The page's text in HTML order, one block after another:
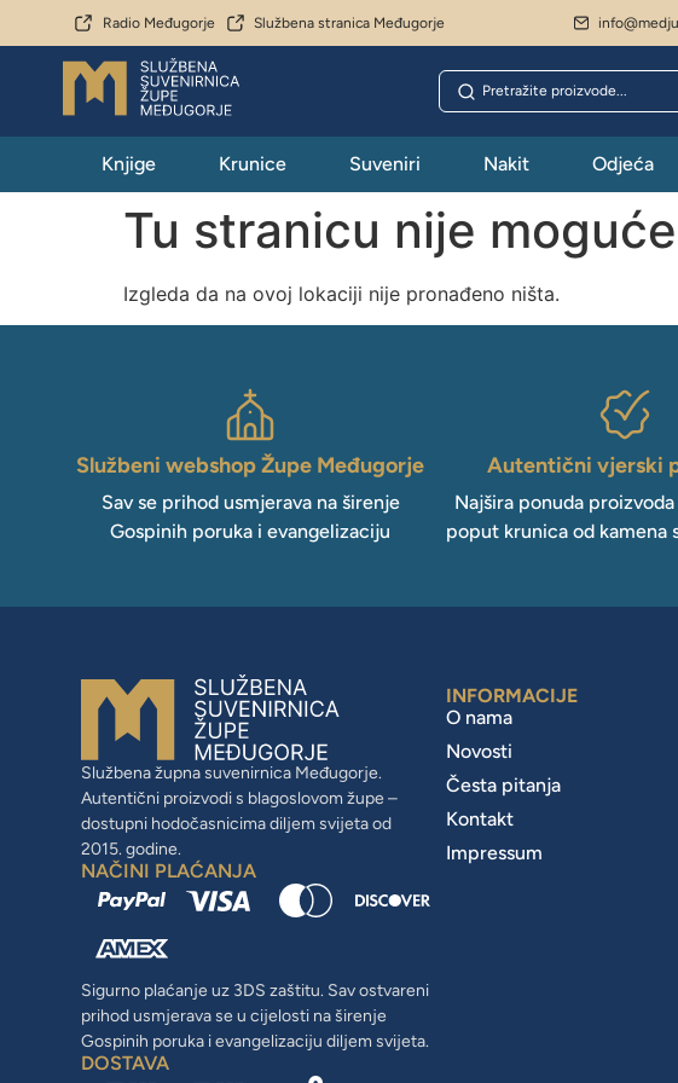
Radio Međugorje Službena stranica Međugorje
Knjige Krunice Suveniri Nakit Odjeća
Tu stranicu nije
Izgleda da na ovoj lokaciji nije pronađeno ništa.
Službeni webshop Župe Međugorje
Sav se prihod usmjerava na širenje
Gospinih poruka i evangelizaciju
Autentični vjerski
Najšira ponuda
poput krunica od kamena
Službena župna suvenirnica Međugorje.
Autentični proizvodi s blagoslovom župe –
dostupni hodočasnicima diljem svijeta od
2015. godine.
NAČINI PLAĆANJA
Sigurno plaćanje uz 3DS zaštitu. Sav ostvareni
prihod usmjerava se u cijelosti na širenje
Gospinih poruka i evangelizaciju diljem svijeta.
DOSTAVA
INFORMACIJE
O nama
Novosti
Česta pitanja
Kontakt
Impressum